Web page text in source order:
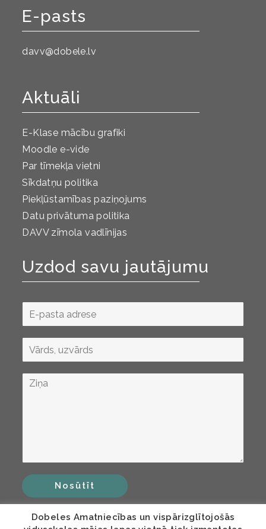
E-pasts
davv@dobele.lv
Aktuāli
E-Klase mācību grafiki
Moodle e-vide
Par tīmekļa vietni
Sīkdatņu politika
Piekļūstamības paziņojums
Datu privātuma politika
DAVV zīmola vadlīnijas
Uzdod savu jautājumu
Nosūtīt
Dobeles Amatniecības un vispārizglītojošās